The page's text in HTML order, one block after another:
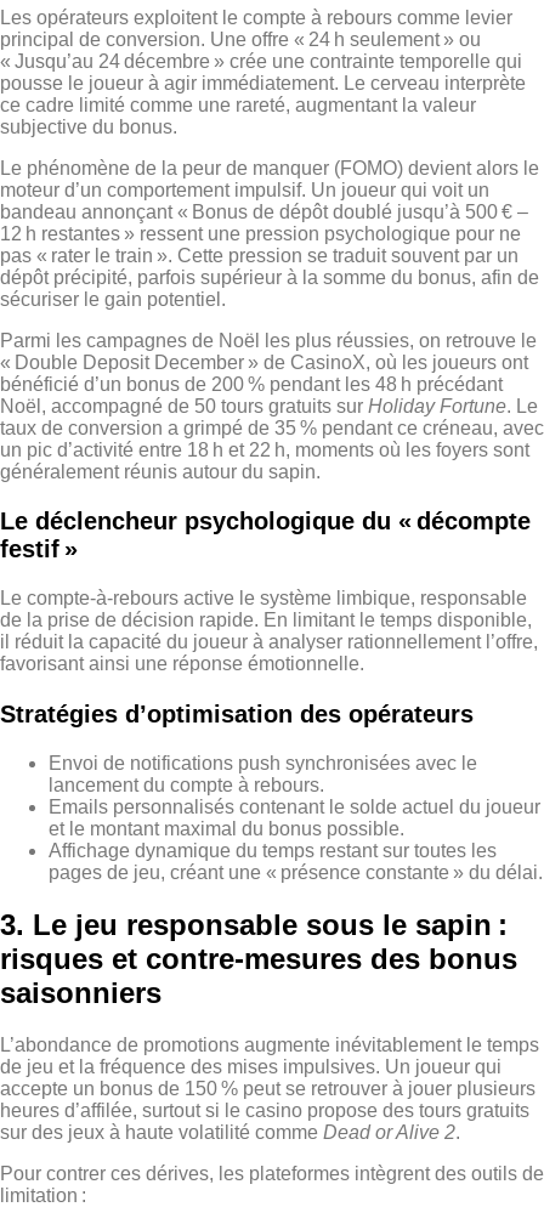
Les opérateurs exploitent le compte à rebours comme levier
principal de conversion. Une offre « 24 h seulement » ou
« Jusqu’au 24 décembre » crée une contrainte temporelle qui
pousse le joueur à agir immédiatement. Le cerveau interprète
ce cadre limité comme une rareté, augmentant la valeur
subjective du bonus.
Le phénomène de la peur de manquer (FOMO) devient alors le
moteur d’un comportement impulsif. Un joueur qui voit un
bandeau annonçant « Bonus de dépôt doublé jusqu’à 500 € –
12 h restantes » ressent une pression psychologique pour ne
pas « rater le train ». Cette pression se traduit souvent par un
dépôt précipité, parfois supérieur à la somme du bonus, afin de
sécuriser le gain potentiel.
Parmi les campagnes de Noël les plus réussies, on retrouve le
« Double Deposit December » de CasinoX, où les joueurs ont
bénéficié d’un bonus de 200 % pendant les 48 h précédant
Noël, accompagné de 50 tours gratuits sur Holiday Fortune. Le
taux de conversion a grimpé de 35 % pendant ce créneau, avec
un pic d’activité entre 18 h et 22 h, moments où les foyers sont
généralement réunis autour du sapin.
Le déclencheur psychologique du « décompte
festif »
Le compte‑à‑rebours active le système limbique, responsable
de la prise de décision rapide. En limitant le temps disponible,
il réduit la capacité du joueur à analyser rationnellement l’offre,
favorisant ainsi une réponse émotionnelle.
Stratégies d’optimisation des opérateurs
Envoi de notifications push synchronisées avec le
lancement du compte à rebours.
Emails personnalisés contenant le solde actuel du joueur
et le montant maximal du bonus possible.
Affichage dynamique du temps restant sur toutes les
pages de jeu, créant une « présence constante » du délai.
3. Le jeu responsable sous le sapin :
risques et contre‑mesures des bonus
saisonniers
L’abondance de promotions augmente inévitablement le temps
de jeu et la fréquence des mises impulsives. Un joueur qui
accepte un bonus de 150 % peut se retrouver à jouer plusieurs
heures d’affilée, surtout si le casino propose des tours gratuits
sur des jeux à haute volatilité comme Dead or Alive 2.
Pour contrer ces dérives, les plateformes intègrent des outils de
limitation :